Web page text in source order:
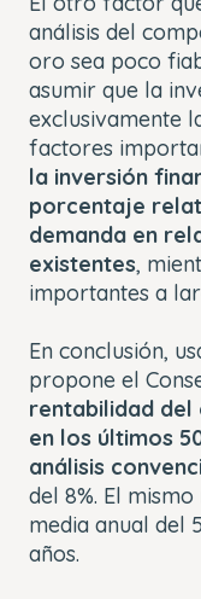
análisis del
oro sea poco
asumir que la
exclusivamente
factores
la inversión
porcentaje
demanda en
existentes,
importantes a
En conclusión,
propone el
rentabilidad
en los últimos
análisis
del 8%. El
media anual del
años.